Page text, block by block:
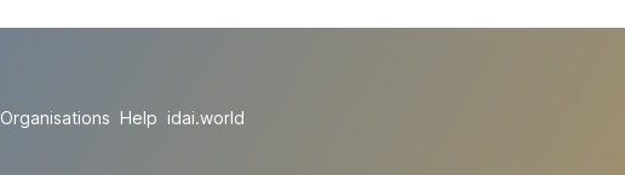
Organisations Help idai.world